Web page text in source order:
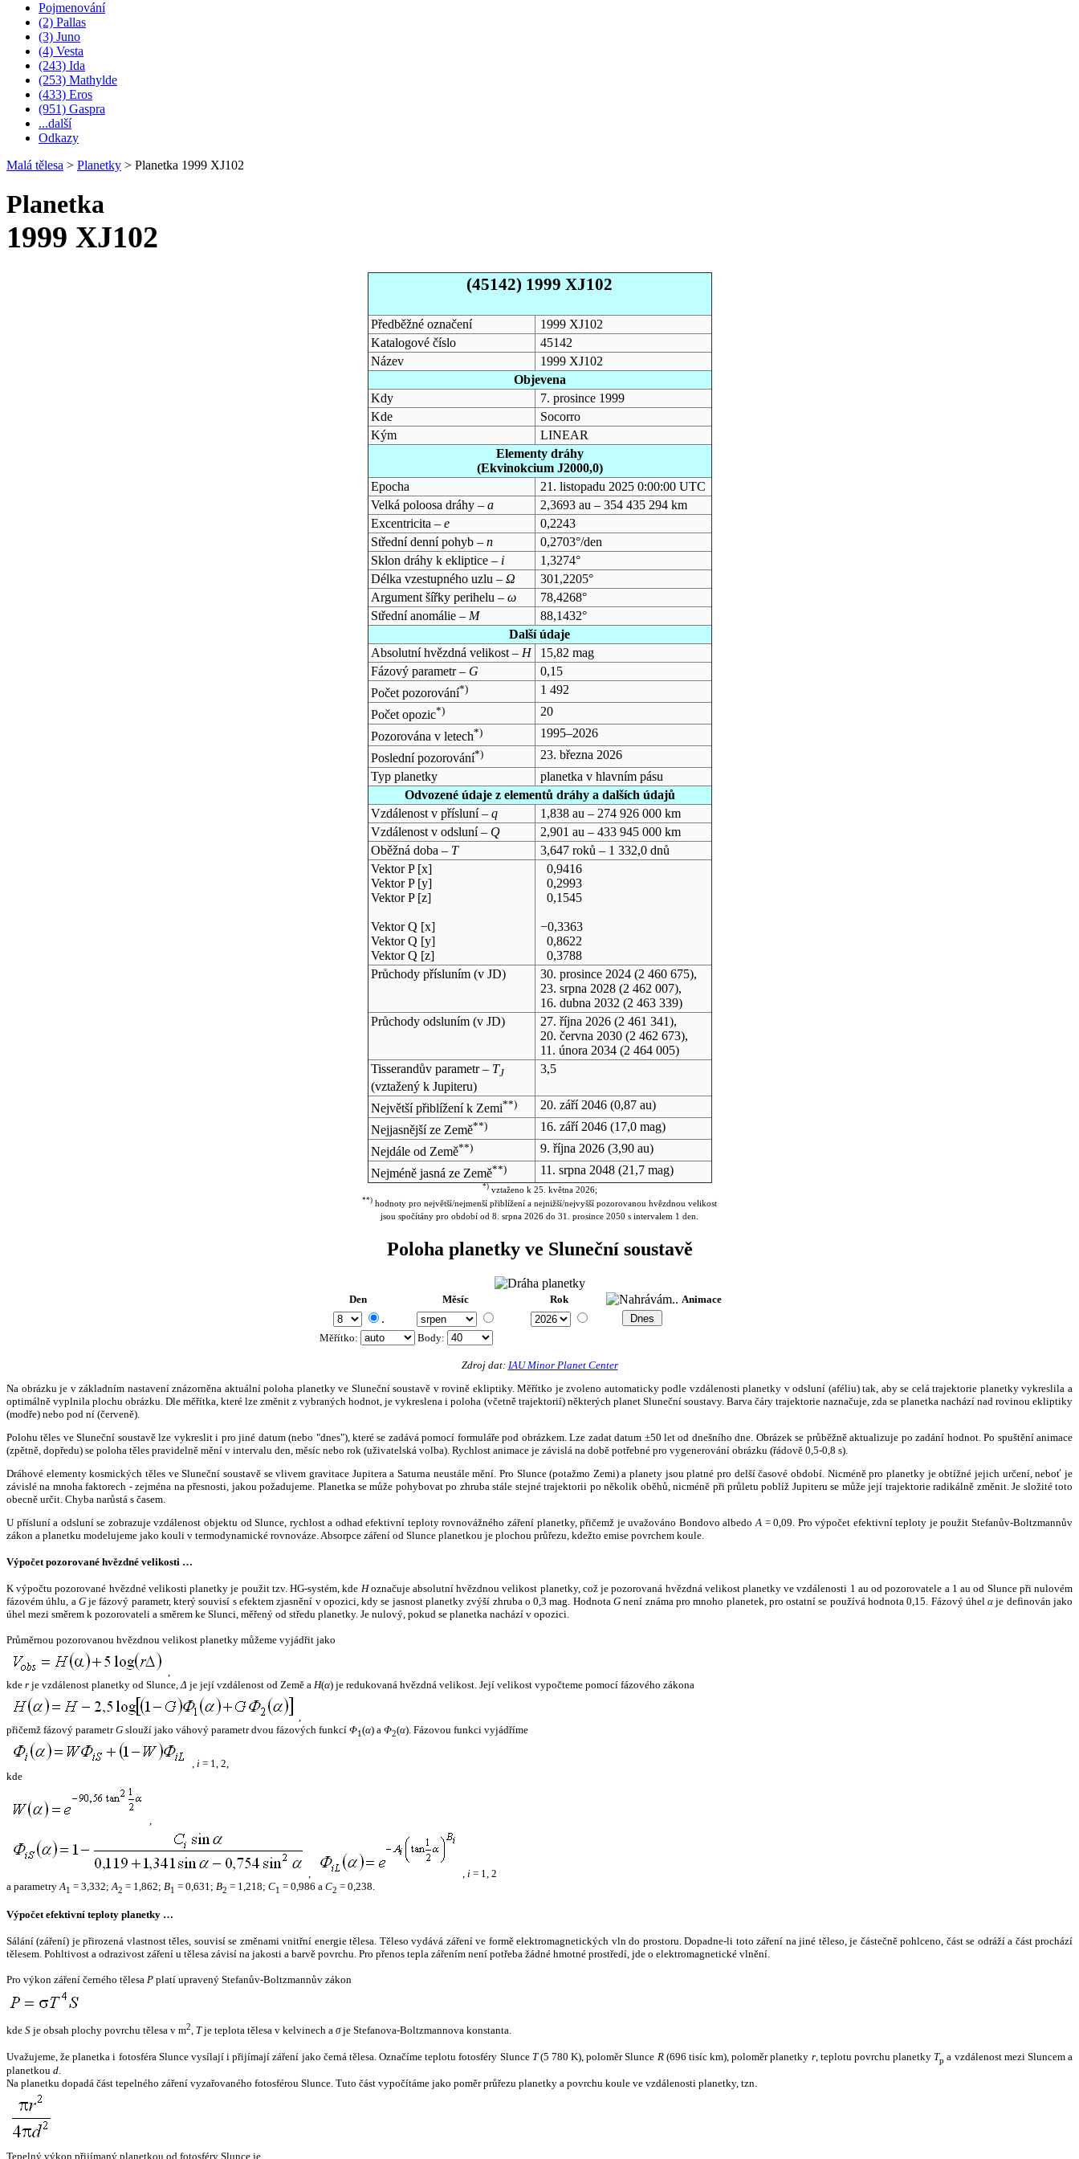
Pojmenování
(2) Pallas
(3) Juno
(4) Vesta
(243) Ida
(253) Mathylde
(433) Eros
(951) Gaspra
...další
Odkazy
Malá tělesa > Planetky > Planetka 1999 XJ102
Planetka
1999 XJ102
(45142) 1999 XJ102
Předběžné označení
1999 XJ102
Katalogové číslo
45142
Název
1999 XJ102
Objevena
Kdy
7. prosince 1999
Kde
Socorro
Kým
LINEAR
Elementy dráhy
(Ekvinokcium J2000,0)
Epocha
21. listopadu 2025 0:00:00 UTC
Velká poloosa dráhy – a
2,3693 au – 354 435 294 km
Excentricita – e
0,2243
Střední denní pohyb – n
0,2703°/den
Sklon dráhy k ekliptice – i
1,3274°
Délka vzestupného uzlu – Ω
301,2205°
Argument šířky perihelu – ω
78,4268°
Střední anomálie – M
88,1432°
Další údaje
Absolutní hvězdná velikost – H
15,82 mag
Fázový parametr – G
0,15
Počet pozorování*)
1 492
Počet opozic*)
20
Pozorována v letech*)
1995–2026
Poslední pozorování*)
23. března 2026
Typ planetky
planetka v hlavním pásu
Odvozené údaje z elementů dráhy a dalších údajů
Vzdálenost v přísluní – q
1,838 au – 274 926 000 km
Vzdálenost v odsluní – Q
2,901 au – 433 945 000 km
Oběžná doba – T
3,647 roků – 1 332,0 dnů
Vektor P [x]
Vektor P [y]
Vektor P [z]
Vektor Q [x]
Vektor Q [y]
Vektor Q [z]
0,9416
0,2993
0,1545
−0,3363
0,8622
0,3788
Průchody přísluním (v JD) 30. prosince 2024(2 460 675),
23. srpna 2028(2 462 007),
16. dubna 2032 (2 463 339)
Průchody odsluním (v JD) 27. října 2026(2 461 341),
20. června 2030(2 462 673),
11. února 2034(2 464 005)
Tisserandův parametr – TJ
(vztažený k Jupiteru)
3,5
Největší přiblížení k Zemi**) 20. září 2046(0,87 au)
Nejjasnější ze Země**) 16. září 2046(17,0 mag)
Nejdále od Země**) 9. října 2026(3,90 au)
Nejméně jasná ze Země**) 11. srpna 2048(21,7 mag)
*)vztaženo k 25. května 2026;
**) hodnoty pro největší/nejmenší přiblížení a nejnižší/nejvyšší pozorovanou hvězdnou velikost
jsou spočítány pro období od 8. srpna 2026 do 31. prosince 2050 s intervalem 1 den.
Poloha planetky ve Sluneční soustavě
Den Měsíc Rok Animace
.
Měřítko: Body:
Zdroj dat: IAU Minor Planet Center
Na obrázku je v základním nastavení znázorněna aktuální poloha planetky ve Sluneční soustavě v rovině ekliptiky. Měřítko je zvoleno automaticky podle vzdálenosti planetky v odsluní (aféliu) tak, aby se celá trajektorie planetky vykreslila a
optimálně vyplnila plochu obrázku. Dle měřítka, které lze změnit z vybraných hodnot, je vykreslena i poloha (včetně trajektorií) některých planet Sluneční soustavy. Barva čáry trajektorie naznačuje, zda se planetka nachází nad rovinou ekliptiky
(modře) nebo pod ní (červeně).
Polohu těles ve Sluneční soustavě lze vykreslit i pro jiné datum (nebo "dnes"), které se zadává pomocí formuláře pod obrázkem. Lze zadat datum ±50 let od dnešního dne. Obrázek se průběžně aktualizuje po zadání hodnot. Po spuštění animace
(zpětně, dopředu) se poloha těles pravidelně mění v intervalu den, měsíc nebo rok (uživatelská volba). Rychlost animace je závislá na době potřebné pro vygenerování obrázku (řádově 0,5-0,8 s).
Dráhové elementy kosmických těles ve Sluneční soustavě se vlivem gravitace Jupitera a Saturna neustále mění. Pro Slunce (potažmo Zemi) a planety jsou platné pro delší časové období. Nicméně pro planetky je obtížné jejich určení, neboť je
závislé na mnoha faktorech - zejména na přesnosti, jakou požadujeme. Planetka se může pohybovat po zhruba stále stejné trajektorii po několik oběhů, nicméně při průletu poblíž Jupiteru se může její trajektorie radikálně změnit. Je složité toto
obecně určit. Chyba narůstá s časem.
U přísluní a odsluní se zobrazuje vzdálenost objektu od Slunce, rychlost a odhad efektivní teploty rovnovážného záření planetky, přičemž je uvažováno Bondovo albedo A = 0,09. Pro výpočet efektivní teploty je použit Stefanův-Boltzmannův
zákon a planetku modelujeme jako kouli v termodynamické rovnováze. Absorpce záření od Slunce planetkou je plochou průřezu, kdežto emise povrchem koule.
Výpočet pozorované hvězdné velikosti …
K výpočtu pozorované hvězdné velikosti planetky je použit tzv. HG-systém, kde Hoznačuje absolutní hvězdnou velikost planetky, což je pozorovaná hvězdná velikost planetky ve vzdálenosti 1 au od pozorovatele a 1 au od Slunce při nulovém
fázovém úhlu, a Gje fázový parametr, který souvisí s efektem zjasnění v opozici, kdy se jasnost planetky zvýší zhruba o 0,3 mag. HodnotaG není známa pro mnoho planetek, pro ostatní se používá hodnota 0,15. Fázový úhelα je definován jako
úhel mezi směrem k pozorovateli a směrem ke Slunci, měřený od středu planetky. Je nulový, pokud se planetka nachází v opozici.
Průměrnou pozorovanou hvězdnou velikost planetky můžeme vyjádřit jako
,
kde r je vzdálenost planetky od Slunce,Δ je její vzdálenost od Země a H(α) je redukovaná hvězdná velikost. Její velikost vypočteme pomocí fázového zákona
,
přičemž fázový parametrG slouží jako váhový parametr dvou fázových funkcí Φ1(α) a Φ2(α). Fázovou funkci vyjádříme
, i = 1, 2,
kde
,
, , i = 1, 2
a parametryA1 = 3,332;A2 = 1,862; B1 = 0,631; B2 = 1,218; C1 = 0,986 a C2 = 0,238.
Výpočet efektivní teploty planetky …
Sálání (záření) je přirozená vlastnost těles, souvisí se změnami vnitřní energie tělesa. Těleso vydává záření ve formě elektromagnetických vln do prostoru. Dopadne-li toto záření na jiné těleso, je částečně pohlceno, část se odráží a část prochází
tělesem. Pohltivost a odrazivost záření u tělesa závisí na jakosti a barvě povrchu. Pro přenos tepla zářením není potřeba žádné hmotné prostředí, jde o elektromagnetické vlnění.
Pro výkon záření černého tělesa P platí upravený Stefanův-Boltzmannův zákon
kde S je obsah plochy povrchu tělesa v m2, Tje teplota tělesa v kelvinech a σje Stefanova-Boltzmannova konstanta.
Uvažujeme, že planetka i fotosféra Slunce vysílají i přijímají záření jako černá tělesa. Označíme teplotu fotosféry Slunce T(5 780 K), poloměr Slunce R(696 tisíc km), poloměr planetky r, teplotu povrchu planetky Tp a vzdálenost mezi Sluncem a
planetkou d.
Na planetku dopadá část tepelného záření vyzařovaného fotosférou Slunce. Tuto část vypočítáme jako poměr průřezu planetky a povrchu koule ve vzdálenosti planetky, tzn.
Tepelný výkon přijímaný planetkou od fotosféry Slunce je